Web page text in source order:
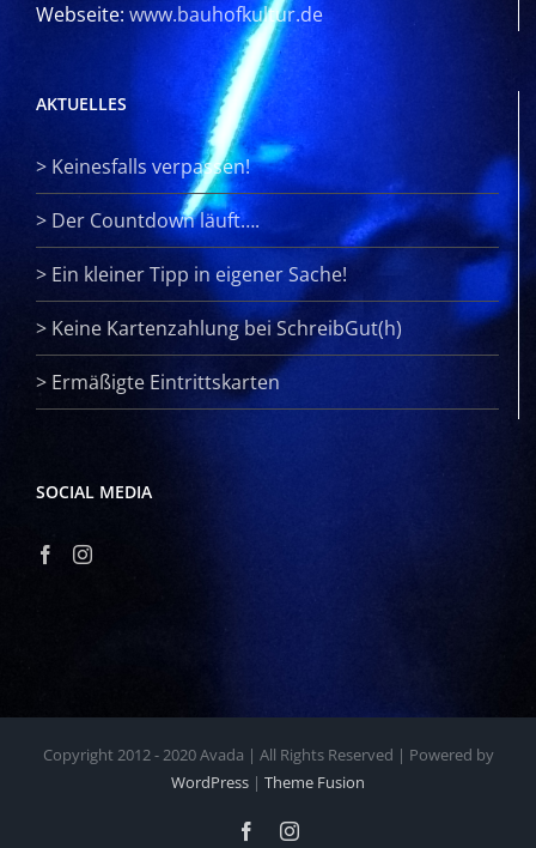
Webseite: www.bauhofkultur.de
AKTUELLES
> Keinesfalls verpassen!
> Der Countdown läuft….
> Ein kleiner Tipp in eigener Sache!
> Keine Kartenzahlung bei SchreibGut(h)
> Ermäßigte Eintrittskarten
SOCIAL MEDIA
Copyright 2012 - 2020 Avada | All Rights Reserved | Powered by
WordPress | Theme Fusion
FacebookInstagram